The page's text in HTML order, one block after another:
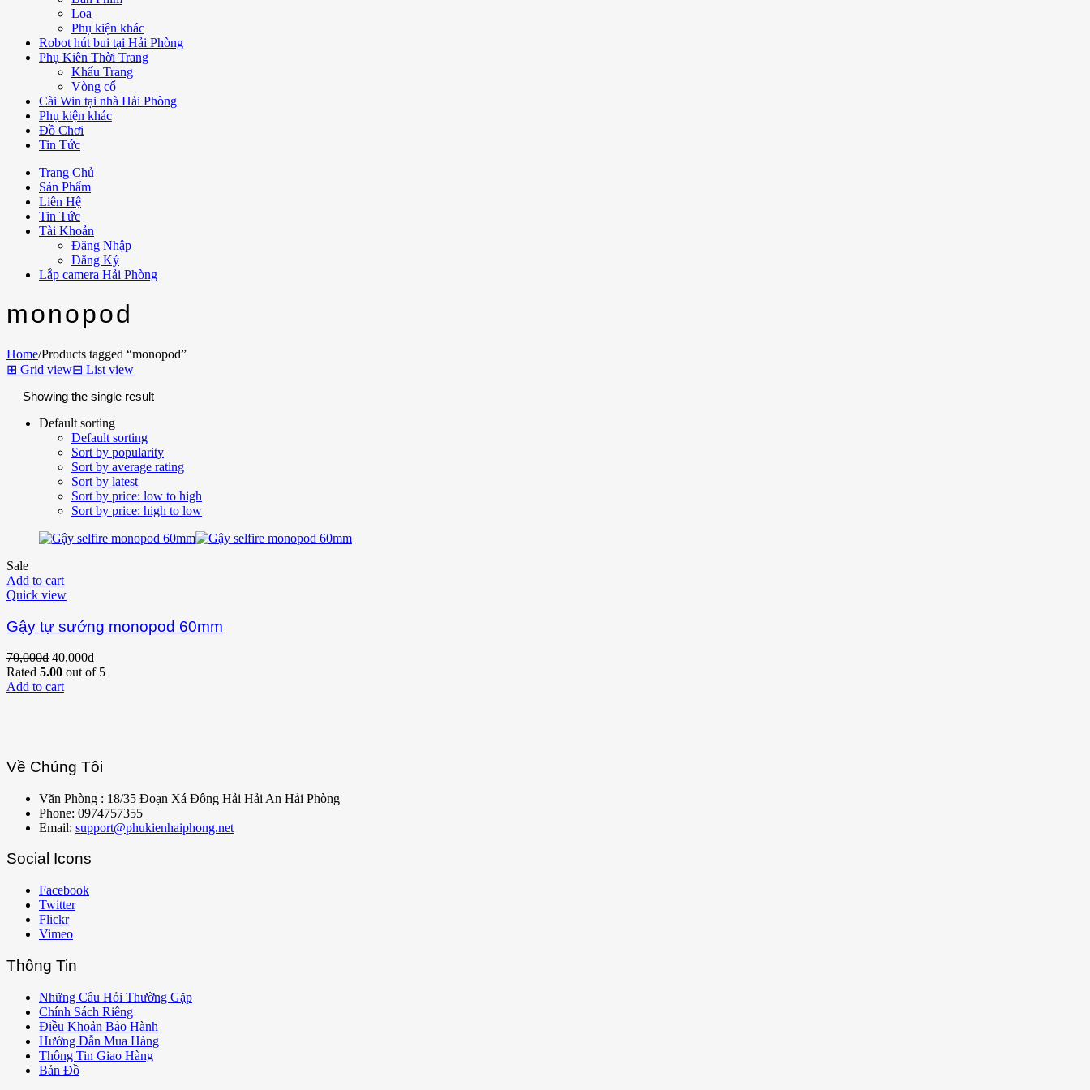
Loa
Phụ kiện khác
Robot hút bui tại Hải Phòng
Phụ Kiên Thời Trang
Khẩu Trang
Vòng cổ
Cài Win tại nhà Hải Phòng
Phụ kiện khác
Đồ Chơi
Tin Tức
Trang Chủ
Sản Phẩm
Liên Hệ
Tin Tức
Tài Khoản
Đăng Nhập
Đăng Ký
Lắp camera Hải Phòng
monopod
Home/Products tagged “monopod”
⊞ Grid view⊟ List view
Showing the single result
Default sorting
Default sorting
Sort by popularity
Sort by average rating
Sort by latest
Sort by price: low to high
Sort by price: high to low
Sale
Add to cart
Quick view
Gậy tự sướng monopod 60mm
70,000₫ 40,000₫
Rated 5.00 out of 5
Add to cart
Về Chúng Tôi
Văn Phòng : 18/35 Đoạn Xá Đông Hải Hải An Hải Phòng
Phone: 0974757355
Email: support@phukienhaiphong.net
Social Icons
Facebook
Twitter
Flickr
Vimeo
Thông Tin
Những Câu Hỏi Thường Gặp
Chính Sách Riêng
Điều Khoản Bảo Hành
Hướng Dẫn Mua Hàng
Thông Tin Giao Hàng
Bản Đồ